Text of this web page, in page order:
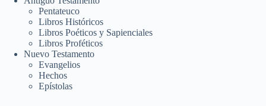
Pentateuco
Libros Históricos
Libros Poéticos y Sapienciales
Libros Proféticos
Nuevo Testamento
Evangelios
Hechos
Epístolas